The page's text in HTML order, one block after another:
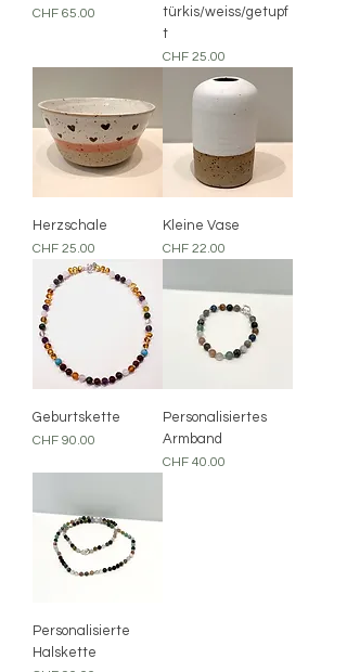
Preis
CHF 65.00
türkis/weiss/getupf
t
Preis
CHF 25.00
Herzschale
Preis
CHF 25.00
Kleine Vase
Preis
CHF 22.00
Geburtskette
Preis
CHF 90.00
Personalisiertes
Armband
Preis
CHF 40.00
Personalisierte
Halskette